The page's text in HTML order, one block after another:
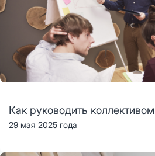
Как руководить коллективом
29 мая 2025 года